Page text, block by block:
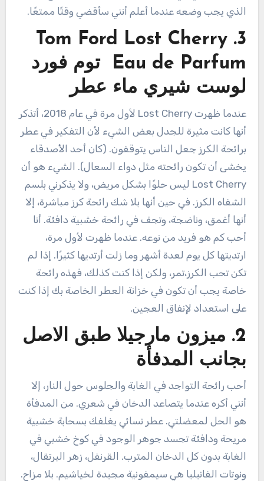
الذي يجب وضعه عندما أعلم أنني سأقضي وقتًا ممتعًا.
3. Tom Ford Lost Cherry
Eau de Parfum توم فورد
لوست شيري ماء عطر
عندما ظهرت Lost Cherry لأول مرة في عام 2018، أتذكر
أنها كانت مثيرة للجدل بعض الشيء لأن التفكير في عطر
برائحة الكرز جعل الناس يتوقفون. (كان أحد الأصدقاء
يخشى أن تكون رائحته مثل دواء السعال). الشيء هو أن
Lost Cherry ليس حلوًا بشكل مريض، ولا يذكرني بلسم
الشفاه الكرز. في حين أنها بلا شك رائحة كرز مباشرة، إلا
أنها أغمق، وناضجة، وتجف في رائحة خشبية دافئة. أنا
أحب كم هو فريد من نوعه. عندما ظهرت لأول مرة،
ارتديتها كل يوم لعدة أشهر وما زلت أرتديها كثيرًا. إذا لم
تكن تحب الكرز،تمر، ولكن إذا كنت كذلك، فهذه رائحة
خاصة يجب أن تكون في خزانة العطر الخاصة بك إذا كنت
على استعداد لإنفاق العجين.
2. ميزون مارجيلا طبق الاصل
بجانب المدفأة
أحب رائحة التواجد في الغابة والجلوس حول النار، إلا
أنني أكره عندما يتصاعد الدخان في شعري. من المدفأة
هو الحل لمعضلتي. عطر نسائي يغلفك بسحابة خشبية
مريحة ودافئة تجسد جوهر الوجود في كوخ خشبي في
الغابة بدون كل الدخان المترب. القرنفل، زهر البرتقال،
ونوتات الفانيليا هي سيمفونية مجيدة لخياشيم. بلا مزاح.